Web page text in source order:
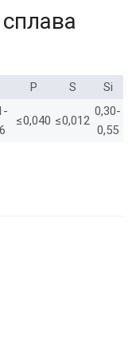
P S Si
≤0,040 ≤0,012
0,30-
0,55